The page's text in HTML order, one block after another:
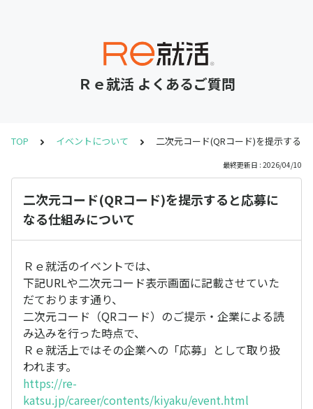
Ｒｅ就活 よくあるご質問
TOP イベントについて 二次元コード(QRコード)を提示する
最終更新日 : 2026/04/10
二次元コード(QRコード)を提示すると応募に
なる仕組みについて
Ｒｅ就活のイベントでは、
下記URLや二次元コード表示画面に記載させていた
だております通り、
二次元コード（QRコード）のご提示・企業による読
み込みを行った時点で、
Ｒｅ就活上ではその企業への「応募」として取り扱
われます。
https://re-
katsu.jp/career/contents/kiyaku/event.html